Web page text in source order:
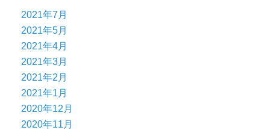
2021年7月
2021年5月
2021年4月
2021年3月
2021年2月
2021年1月
2020年12月
2020年11月